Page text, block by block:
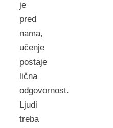
je
pred
nama,
učenje
postaje
lična
odgovornost.
Ljudi
treba